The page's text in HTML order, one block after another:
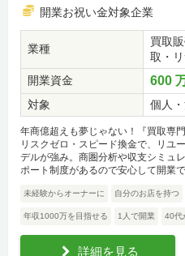
開業お祝い金対象企業
業種
買取
取・
開業資金
600
対象 個人
年商億超えも夢じゃない！『買取専
リスクゼロ・スピード換金で、リユ
デルが強み。商圏分析や収支シミュ
ポート制度があるので安心して開業で
未経験からオーナーに 自分のお店を持つ
年収1000万を目指せる 1人で開業 40代
詳細を見る